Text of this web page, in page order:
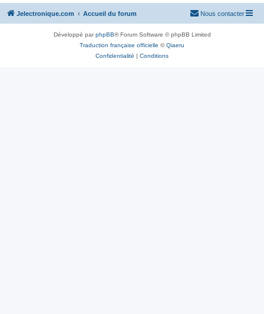
Jelectronique.com Accueil du forum Nous contacter
Développé parphpBB® Forum Software © phpBB Limited
Traduction française officielle ©Qiaeru
Confidentialité | Conditions